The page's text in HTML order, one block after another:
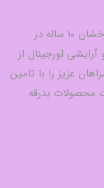
فروشگاه ارایشی بهداشتی معبود با سابقه ی درخشان 10 ساله در
اورجینال از
عزیز را با تامین
محصولات بدرقه